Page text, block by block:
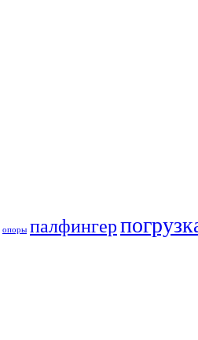
опоры палфингер